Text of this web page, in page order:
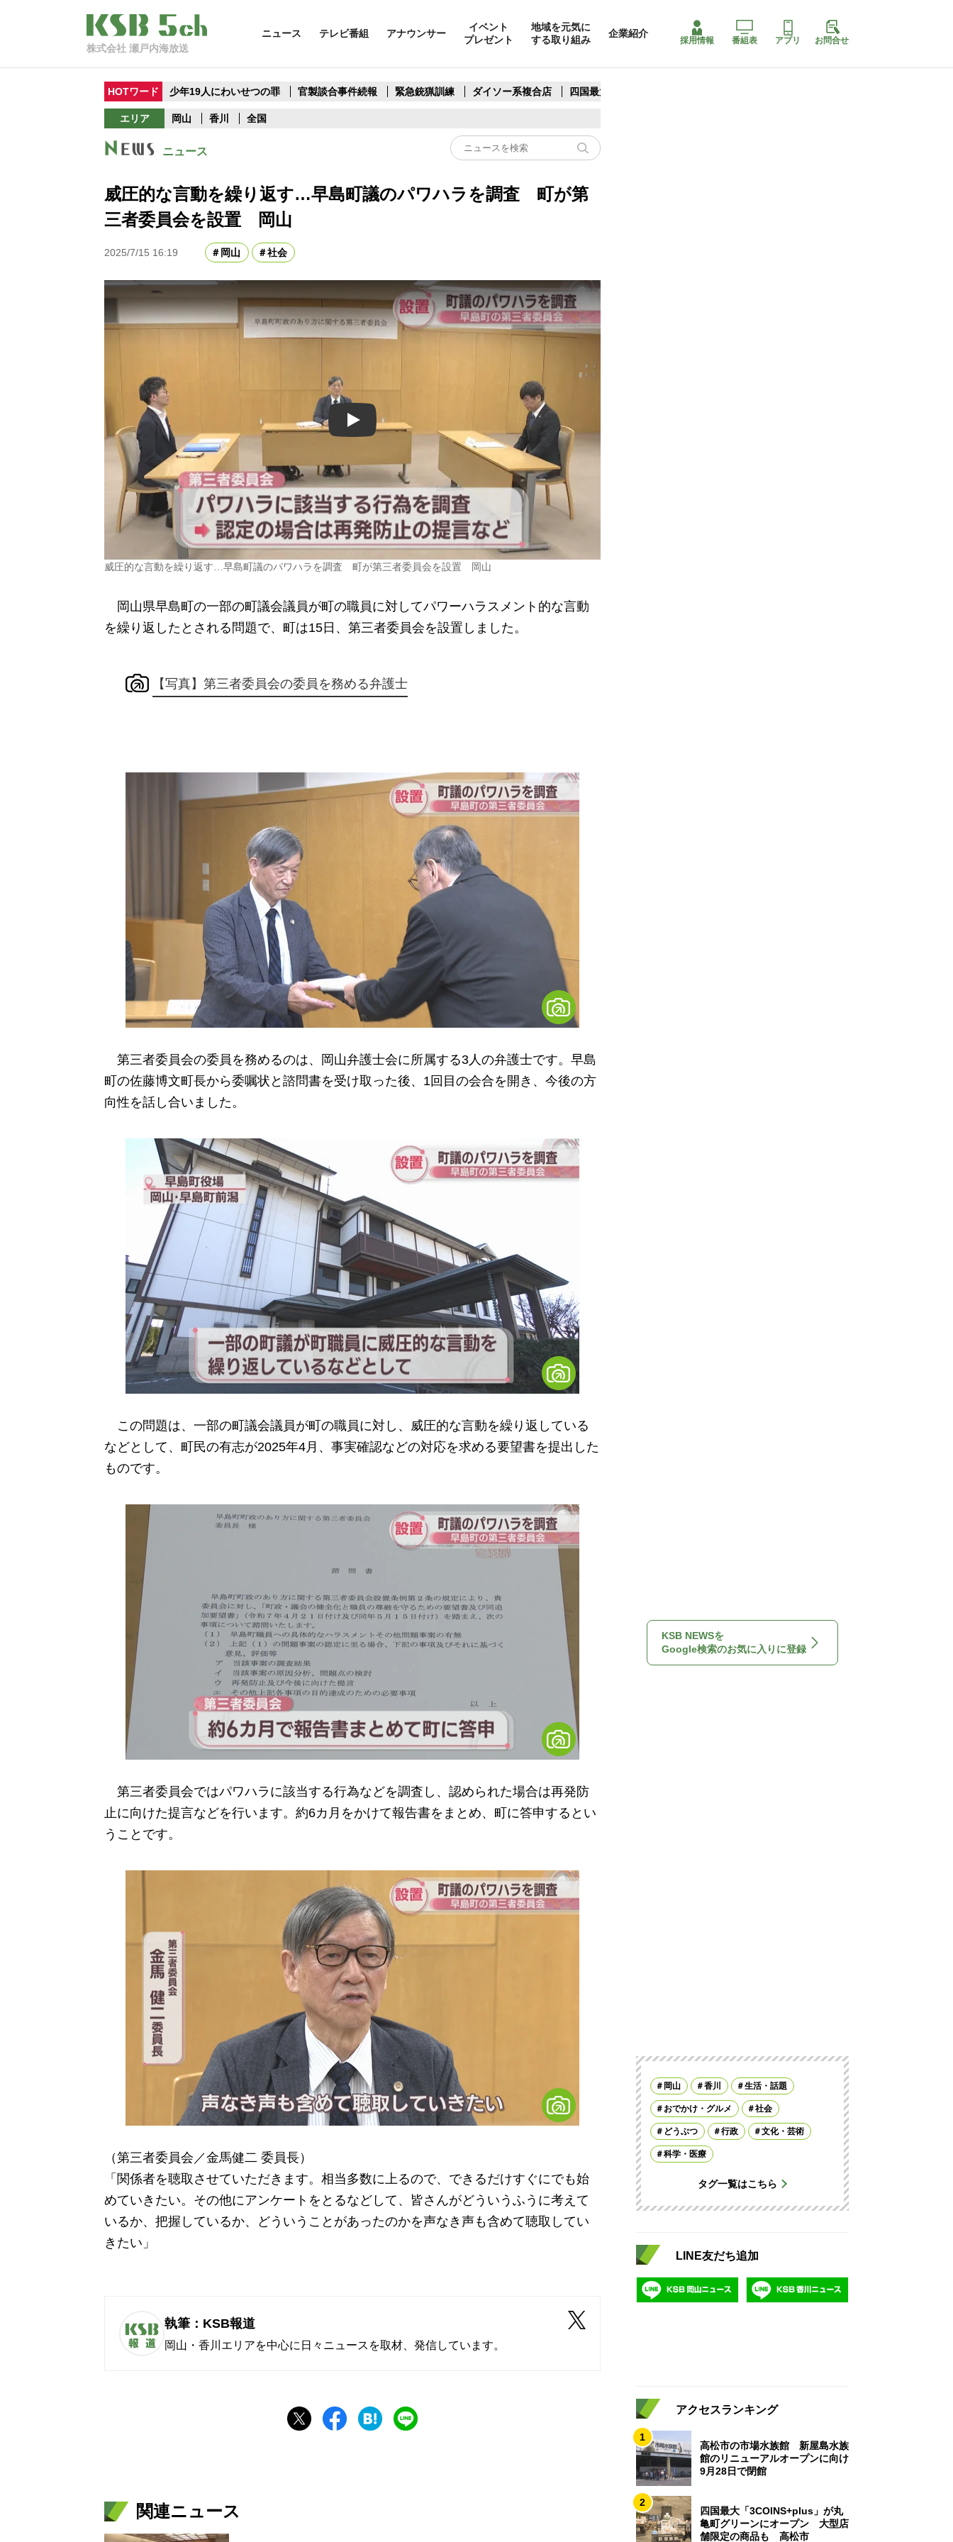
株式会社 瀬戸内海放送
ニュース テレビ番組 アナウンサー
イベント
プレゼント
地域を元気に
する取り組み
企業紹介
採用情報 番組表 アプリ お問合せ
HOTワード 少年19人にわいせつの罪 官製談合事件続報 緊急銃猟訓練 ダイソー系複合店 四国最大スリコ
エリア 岡山 香川 全国
ニュース
威圧的な言動を繰り返す…早島町議のパワハラを調査 町が第
三者委員会を設置 岡山
2025/7/15 16:19 岡山 社会
Play
威圧的な言動を繰り返す…早島町議のパワハラを調査 町が第三者委員会を設置 岡山
岡山県早島町の一部の町議会議員が町の職員に対してパワーハラスメント的な言動
を繰り返したとされる問題で、町は15日、第三者委員会を設置しました。
【写真】第三者委員会の委員を務める弁護士
第三者委員会の委員を務めるのは、岡山弁護士会に所属する3人の弁護士です。早島
町の佐藤博文町長から委嘱状と諮問書を受け取った後、1回目の会合を開き、今後の方
向性を話し合いました。
この問題は、一部の町議会議員が町の職員に対し、威圧的な言動を繰り返している
などとして、町民の有志が2025年4月、事実確認などの対応を求める要望書を提出した
ものです。
第三者委員会ではパワハラに該当する行為などを調査し、認められた場合は再発防
止に向けた提言などを行います。約6カ月をかけて報告書をまとめ、町に答申するとい
うことです。
（第三者委員会／金馬健二 委員長）
「関係者を聴取させていただきます。相当多数に上るので、できるだけすぐにでも始
めていきたい。その他にアンケートをとるなどして、皆さんがどういうふうに考えて
いるか、把握しているか、どういうことがあったのかを声なき声も含めて聴取してい
きたい」
執筆：KSB報道
岡山・香川エリアを中心に日々ニュースを取材、発信しています。
関連ニュース
KSB NEWSを
Google検索のお気に入りに登録
岡山 香川 生活・話題
おでかけ・グルメ 社会
どうぶつ 行政 文化・芸術
科学・医療
タグ一覧はこちら
LINE友だち追加
アクセスランキング
1
高松市の市場水族館 新屋島水族
館のリニューアルオープンに向け
9月28日で閉館
2
四国最大「3COINS+plus」が丸
亀町グリーンにオープン 大型店
舗限定の商品も 高松市